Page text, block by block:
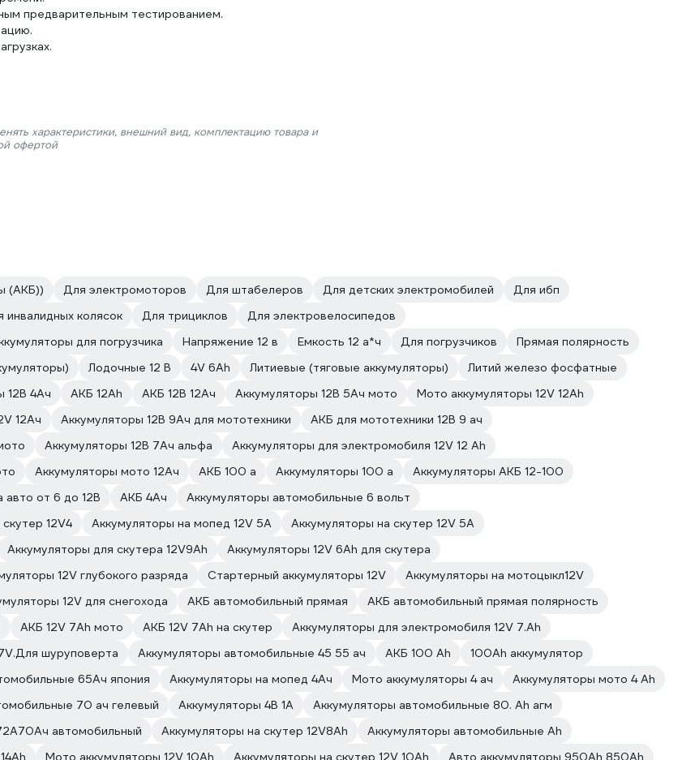
предварительным тестированием.
характеристики, внешний вид, комплектацию товара и
офертой
(АКБ)) Для электромоторов Для штабелеров Для детских электромобилей
Для ибп
инвалидных колясок Для трициклов
Для электровелосипедов
для погрузчика Напряжение 12 в Емкость 12 а*ч Для погрузчиков
Прямая полярность
Лодочные 12 В 4V 6Ah Литиевые (тяговые аккумуляторы)
Литий железо фосфатные
12В 4Ач АКБ 12Ah АКБ 12В 12Ач Аккумуляторы 12В 5Ач мото
Мото аккумуляторы 12V 12Ah
12Ач Аккумуляторы 12В 9Ач для мототехники
АКБ для мототехники 12В 9 ач
Аккумуляторы 12В 7Ач альфа
Аккумуляторы для электромобиля 12V 12 Ah
Аккумуляторы мото 12Ач АКБ 100 а Аккумуляторы 100 а
Аккумуляторы АКБ 12-100
авто от 6 до 12В АКБ 4Ач
Аккумуляторы автомобильные 6 вольт
12V4 Аккумуляторы на мопед 12V 5А
Аккумуляторы на скутер 12V 5А
Аккумуляторы для скутера 12V9Ah
Аккумуляторы 12V 6Ah для скутера
12V глубокого разряда Стартерный аккумуляторы 12V
Аккумуляторы на мотоцыкл12V
12V для снегохода АКБ автомобильный прямая
АКБ автомобильный прямая полярность
АКБ 12V 7Ah мото АКБ 12V 7Ah на скутер
Аккумуляторы для электромобиля 12V 7.Ah
шуруповерта Аккумуляторы автомобильные 45 55 ач АКБ 100 Ah
100Ah аккумулятор
65Ач япония Аккумуляторы на мопед 4Ач Мото аккумуляторы 4 ач
Аккумуляторы мото 4 Ah
70 ач гелевый Аккумуляторы 4В 1А
Аккумуляторы автомобильные 80. Ah агм
автомобильный Аккумуляторы на скутер 12V8Ah
Аккумуляторы автомобильные Ah
Мото аккумуляторы 12V 10Ah Аккумуляторы на скутер 12V 10Ah Авто аккумуляторы 950Ah 850Ah